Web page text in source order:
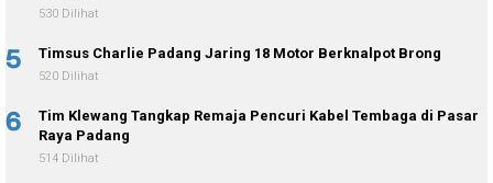
530 Dilihat
5 Timsus Charlie Padang Jaring 18 Motor Berknalpot Brong
520 Dilihat
6
Tim Klewang Tangkap Remaja Pencuri Kabel Tembaga di Pasar
Raya Padang
514 Dilihat